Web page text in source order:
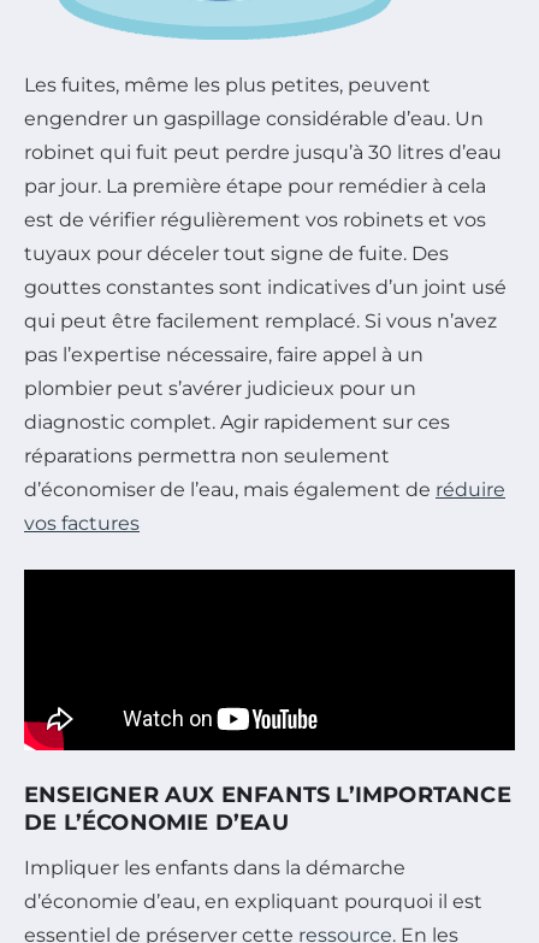
Les fuites, même les plus petites, peuvent
engendrer un gaspillage considérable d’eau. Un
robinet qui fuit peut perdre jusqu’à 30 litres d’eau
par jour. La première étape pour remédier à cela
est de vérifier régulièrement vos robinets et vos
tuyaux pour déceler tout signe de fuite. Des
gouttes constantes sont indicatives d’un joint usé
qui peut être facilement remplacé. Si vous n’avez
pas l’expertise nécessaire, faire appel à un
plombier peut s’avérer judicieux pour un
diagnostic complet. Agir rapidement sur ces
réparations permettra non seulement
d’économiser de l’eau, mais également de réduire
vos factures
ENSEIGNER AUX ENFANTS L’IMPORTANCE
DE L’ÉCONOMIE D’EAU
Impliquer les enfants dans la démarche
d’économie d’eau, en expliquant pourquoi il est
essentiel de préserver cette ressource. En les